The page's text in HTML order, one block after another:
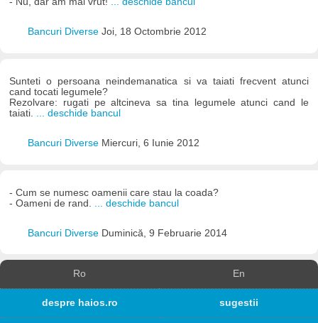
Bancuri Diverse Joi, 18 Octombrie 2012
Sunteti o persoana neindemanatica si va taiati frecvent atunci
cand tocati legumele?
Rezolvare: rugati pe altcineva sa tina legumele atunci cand le
taiati.
... deschide bancul
Bancuri Diverse Miercuri, 6 Iunie 2012
- Cum se numesc oamenii care stau la coada?
- Oameni de rand.
... deschide bancul
Bancuri Diverse Duminică, 9 Februarie 2014
Ro En
despre haios.ro sugestii